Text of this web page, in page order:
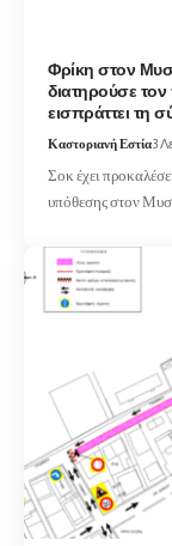
Φρίκη στον
διατηρούσε
εισπράττει τη
Καστοριανή Εστία3
Σοκ έχει
υπόθεσης στον